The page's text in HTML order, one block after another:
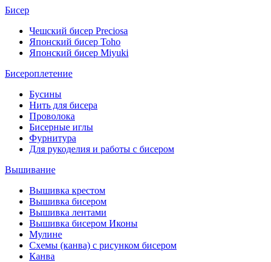
Бисер
Чешский бисер Preciosa
Японский бисер Toho
Японский бисер Miyuki
Бисероплетение
Бусины
Нить для бисера
Проволока
Бисерные иглы
Фурнитура
Для рукоделия и работы с бисером
Вышивание
Вышивка крестом
Вышивка бисером
Вышивка лентами
Вышивка бисером Иконы
Мулине
Схемы (канва) с рисунком бисером
Канва